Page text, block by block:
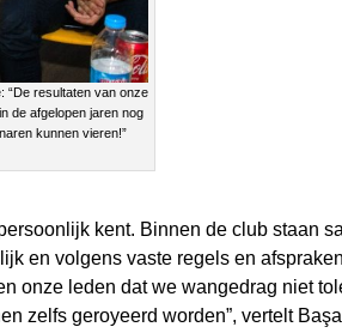
“De resultaten van onze
de afgelopen jaren nog
kunnen vieren!”
kent. Binnen de club staan
en volgens vaste regels en
onze leden dat we wangedrag niet
zelfs geroyeerd worden”, vertelt